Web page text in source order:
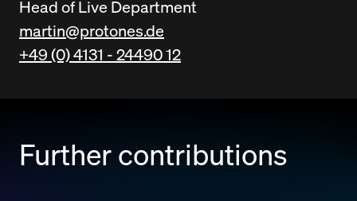
Head of Live Department
martin@protones.de
+49 (0) 4131 - 24490 12
Further contributions